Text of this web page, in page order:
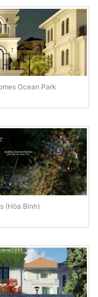
Ocean Park
(Hòa Bình)